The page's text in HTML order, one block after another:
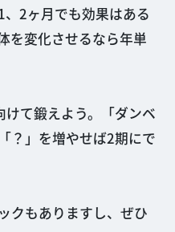
2ヶ月でも効果はある
を変化させるなら年単
て鍛えよう。「ダンベ
？」を増やせば2期にで
クもありますし、ぜひ